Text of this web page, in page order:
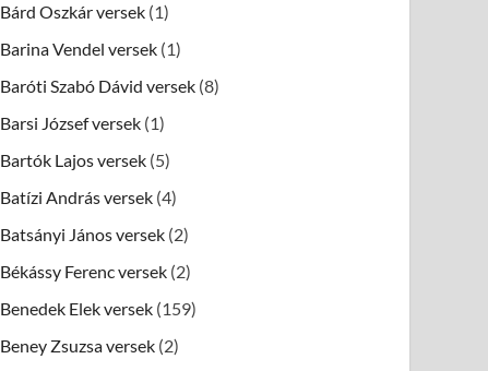
Bárd Oszkár versek (1)
Barina Vendel versek (1)
Baróti Szabó Dávid versek (8)
Barsi József versek (1)
Bartók Lajos versek (5)
Batízi András versek (4)
Batsányi János versek (2)
Békássy Ferenc versek (2)
Benedek Elek versek (159)
Beney Zsuzsa versek (2)